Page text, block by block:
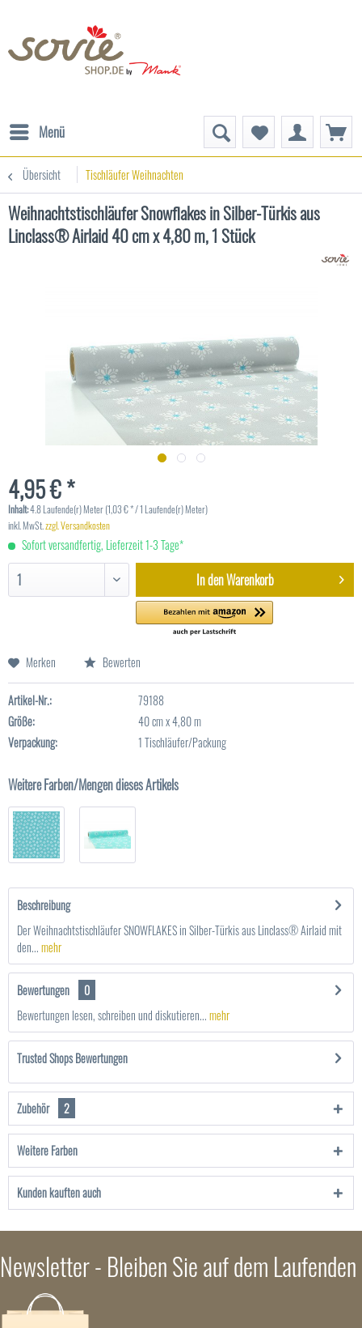
Menü
Übersicht Tischläufer Weihnachten
Weihnachtstischläufer Snowflakes in Silber-Türkis aus
Linclass® Airlaid 40 cm x 4,80 m, 1 Stück
4,95 € *
Inhalt:4.8 Laufende(r) Meter (1,03 € * / 1 Laufende(r) Meter)
inkl. MwSt.zzgl. Versandkosten
Sofort versandfertig, Lieferzeit 1-3 Tage*
In denWarenkorb
Merken Bewerten
Artikel-Nr.:
79188
Größe:
40 cm x 4,80 m
Verpackung:
1 Tischläufer/Packung
Weitere Farben/Mengen dieses Artikels
Beschreibung
Der Weihnachtstischläufer SNOWFLAKES in Silber-Türkis aus Linclass® Airlaid mit
den...mehr
Bewertungen
0
Bewertungen lesen, schreiben und diskutieren...mehr
Trusted Shops Bewertungen
Zubehör 2
Weitere Farben
Kunden kauften auch
Newsletter - Bleiben Sie auf dem Laufenden